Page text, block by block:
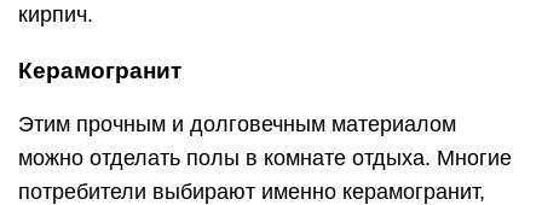
кирпич.
Керамогранит
Этим прочным и долговечным материалом
можно отделать полы в комнате отдыха. Многие
потребители выбирают именно керамогранит,